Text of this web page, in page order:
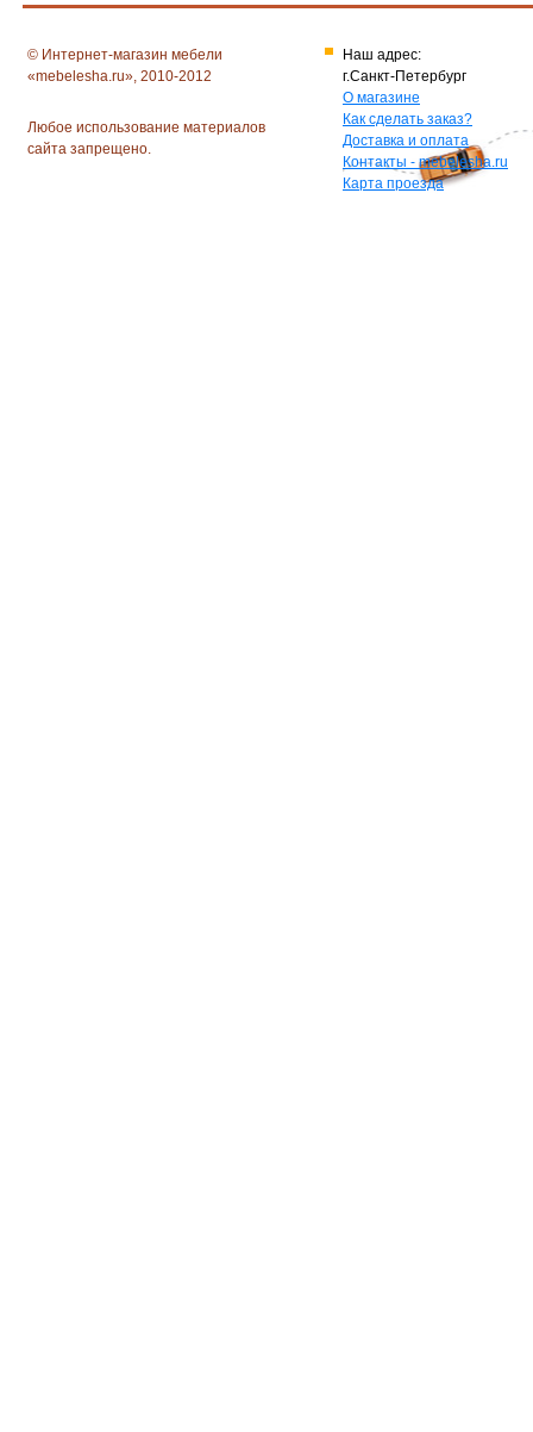
© Интернет-магазин мебели
«mebelesha.ru», 2010-2012
Любое использование материалов
сайта запрещено.
Наш адрес:
г.Санкт-Петербург
О магазине
Как сделать заказ?
Доставка и оплата
Контакты - mebelesha.ru
Карта проезда